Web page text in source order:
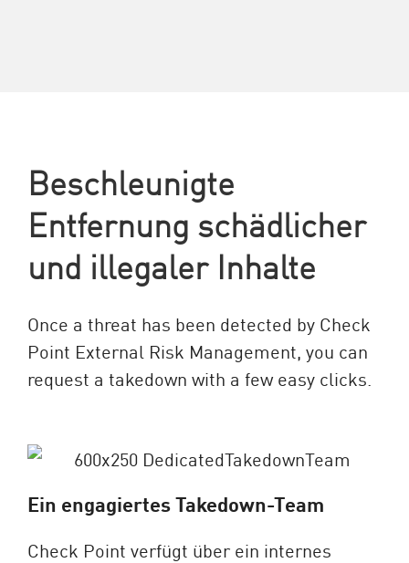
Beschleunigte
Entfernung schädlicher
und illegaler Inhalte
Once a threat has been detected by Check
Point External Risk Management, you can
request a takedown with a few easy clicks.
Ein engagiertes Takedown-Team
Check Point verfügt über ein internes